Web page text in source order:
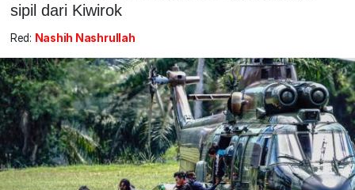
sipil dari Kiwirok
Red: Nashih Nashrullah